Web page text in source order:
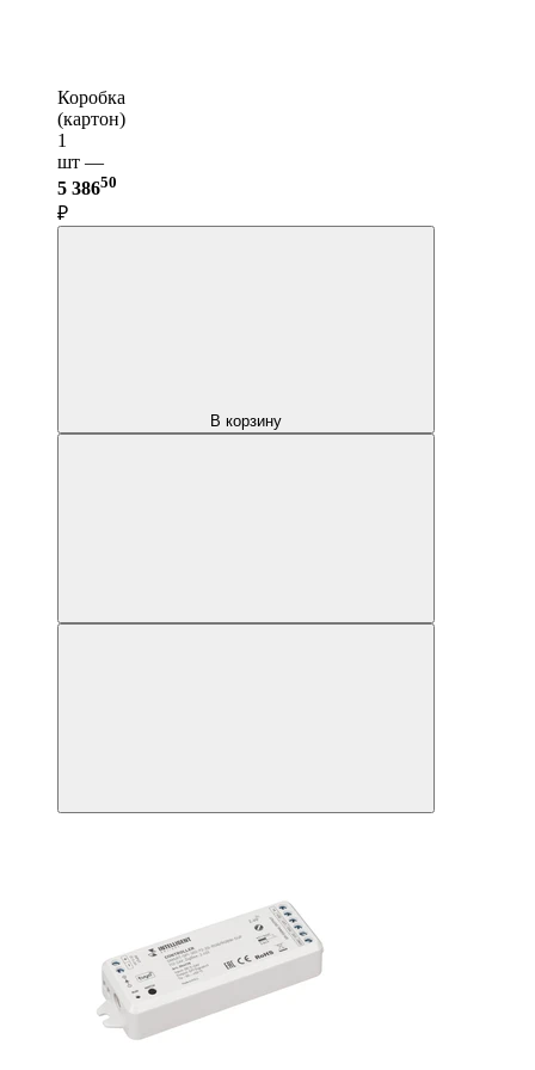
Коробка
(картон)
1
шт —
5 38650
₽
В корзину